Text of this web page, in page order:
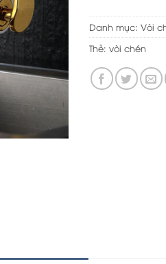
Danh mục: Vòi
Thẻ: vòi chén